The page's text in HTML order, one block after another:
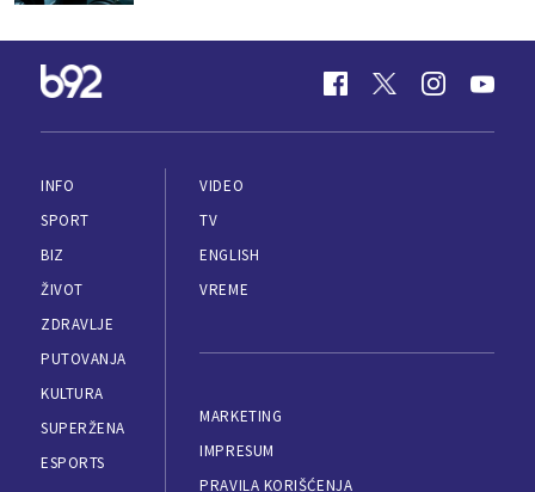
INFO
SPORT
BIZ
ŽIVOT
ZDRAVLJE
PUTOVANJA
KULTURA
SUPERŽENA
ESPORTS
VIDEO
TV
ENGLISH
VREME
MARKETING
IMPRESUM
PRAVILA KORIŠĆENJA